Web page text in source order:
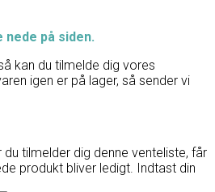
på siden.
kan du tilmelde dig vores
igen er på lager, så sender vi
du tilmelder dig denne venteliste, får
produkt bliver ledigt. Indtast din